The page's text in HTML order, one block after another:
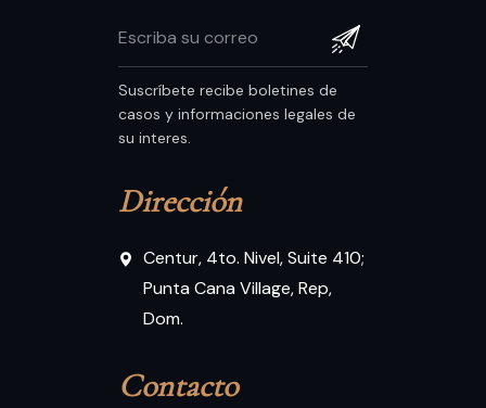
Suscríbete recibe boletines de
casos y informaciones legales de
su interes.
Dirección
Centur, 4to. Nivel, Suite 410;
Punta Cana Village, Rep,
Dom.
Contacto